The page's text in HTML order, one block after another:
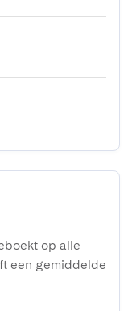
op alle
een gemiddelde